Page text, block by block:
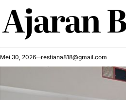
Ajaran
Mei 30, 2026 restiana818@gmail.com